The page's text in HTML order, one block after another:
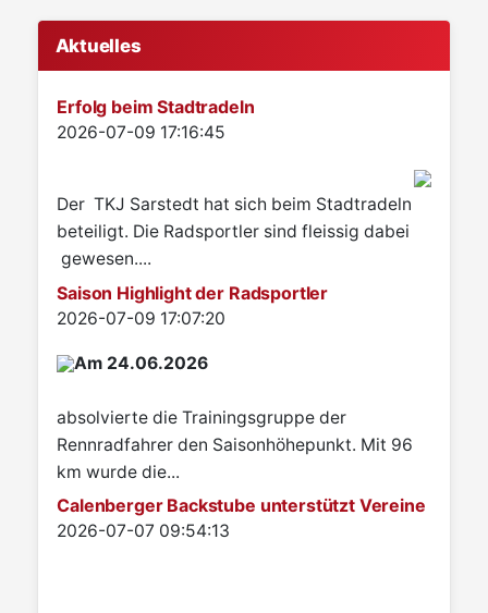
Aktuelles
Erfolg beim Stadtradeln
Details
2026-07-09 17:16:45
Der TKJ Sarstedt hat sich beim Stadtradeln
beteiligt. Die Radsportler sind fleissig dabei
gewesen....
Saison Highlight der Radsportler
Details
2026-07-09 17:07:20
Am 24.06.2026
absolvierte die Trainingsgruppe der
Rennradfahrer den Saisonhöhepunkt. Mit 96
km wurde die...
Calenberger Backstube unterstützt Vereine
Details
2026-07-07 09:54:13